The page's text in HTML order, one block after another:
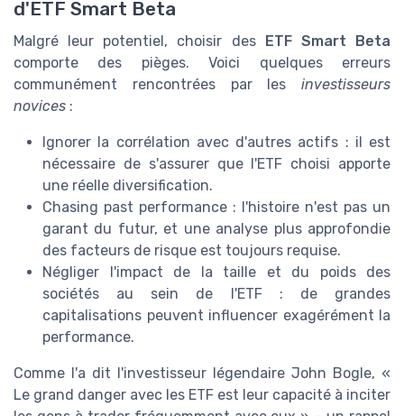
d'ETF Smart Beta
Malgré leur potentiel, choisir des ETF Smart Beta
comporte des pièges. Voici quelques erreurs
communément rencontrées par les investisseurs
novices :
Ignorer la corrélation avec d'autres actifs : il est
nécessaire de s'assurer que l'ETF choisi apporte
une réelle diversification.
Chasing past performance : l'histoire n'est pas un
garant du futur, et une analyse plus approfondie
des facteurs de risque est toujours requise.
Négliger l'impact de la taille et du poids des
sociétés au sein de l'ETF : de grandes
capitalisations peuvent influencer exagérément la
performance.
Comme l'a dit l'investisseur légendaire John Bogle, «
Le grand danger avec les ETF est leur capacité à inciter